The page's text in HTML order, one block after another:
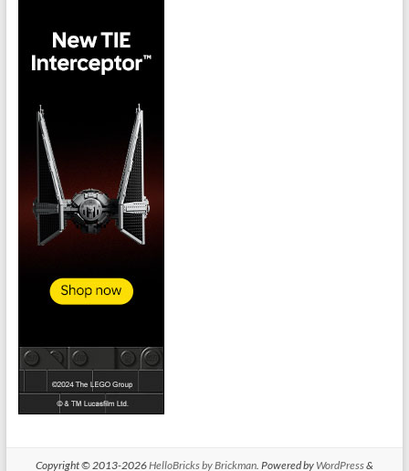
Copyright © 2013-2026HelloBricks by Brickman. Powered by WordPress&